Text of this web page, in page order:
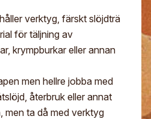
på
verktyg, färskt slöjdträ
för täljning av
krympburkar eller annan
men hellre jobba med
återbruk eller annat
men ta då med verktyg